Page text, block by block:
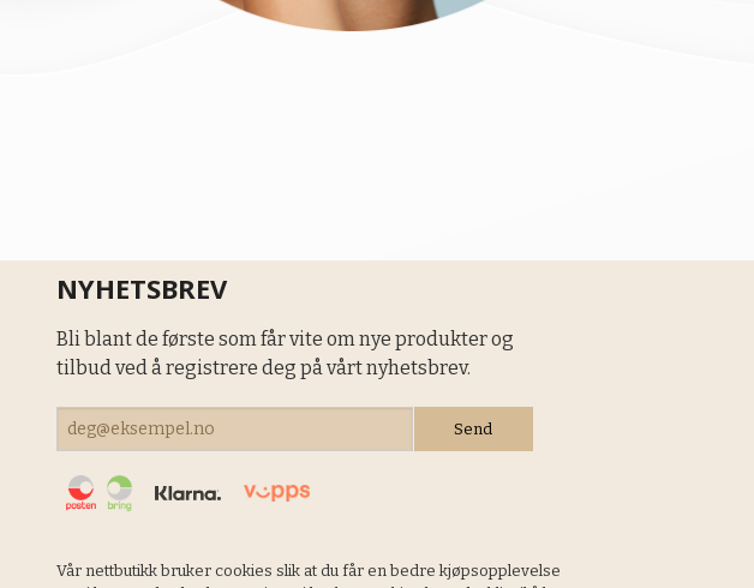
NYHETSBREV
Bli blant de første som får vite om nye produkter og
tilbud ved å registrere deg på vårt nyhetsbrev.
Vår nettbutikk bruker cookies slik at du får en bedre kjøpsopplevelse